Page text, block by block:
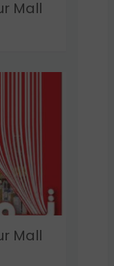
Mall
Mall